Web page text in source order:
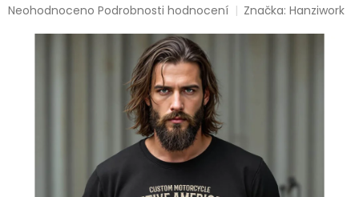
Průměrné
Neohodnoceno Podrobnosti hodnocení Značka:Hanziwork